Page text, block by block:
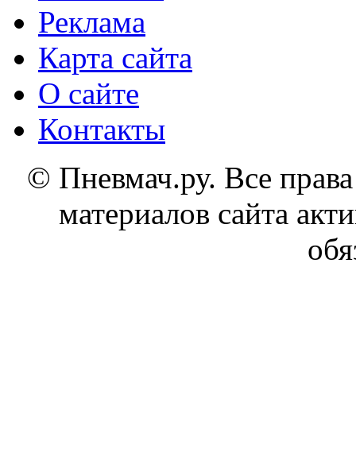
Реклама
Карта сайта
О сайте
Контакты
© Пневмач.ру. Все
материалов сайта